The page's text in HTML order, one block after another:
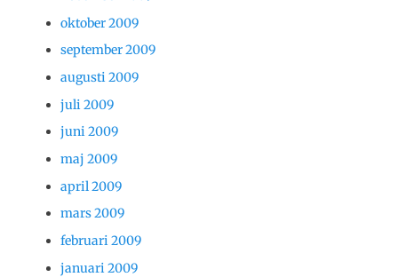
oktober 2009
september 2009
augusti 2009
juli 2009
juni 2009
maj 2009
april 2009
mars 2009
februari 2009
januari 2009